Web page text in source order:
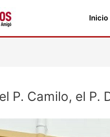
Inicio
P. Camilo, el P.